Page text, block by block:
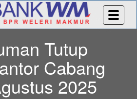
Tutup
Cabang
2025